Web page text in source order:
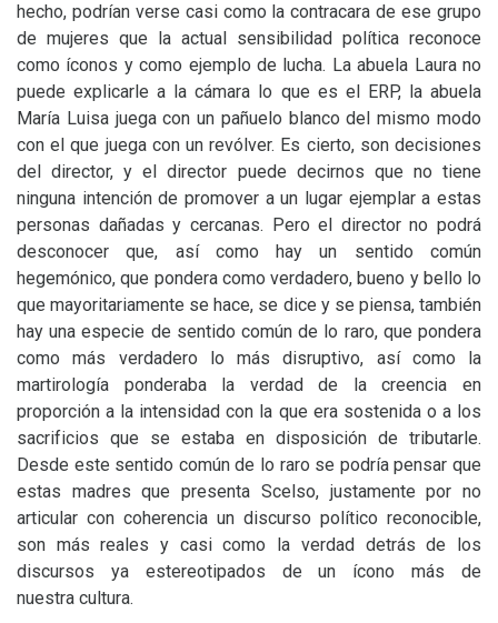
hecho, podrían verse casi como la contracara de ese grupo
de mujeres que la actual sensibilidad política reconoce
como íconos y como ejemplo de lucha. La abuela Laura no
puede explicarle a la cámara lo que es el ERP, la abuela
María Luisa juega con un pañuelo blanco del mismo modo
con el que juega con un revólver. Es cierto, son decisiones
del director, y el director puede decirnos que no tiene
ninguna intención de promover a un lugar ejemplar a estas
personas dañadas y cercanas. Pero el director no podrá
desconocer que, así como hay un sentido común
hegemónico, que pondera como verdadero, bueno y bello lo
que mayoritariamente se hace, se dice y se piensa, también
hay una especie de sentido común de lo raro, que pondera
como más verdadero lo más disruptivo, así como la
martirología ponderaba la verdad de la creencia en
proporción a la intensidad con la que era sostenida o a los
sacrificios que se estaba en disposición de tributarle.
Desde este sentido común de lo raro se podría pensar que
estas madres que presenta Scelso, justamente por no
articular con coherencia un discurso político reconocible,
son más reales y casi como la verdad detrás de los
discursos ya estereotipados de un ícono más de
nuestra cultura.